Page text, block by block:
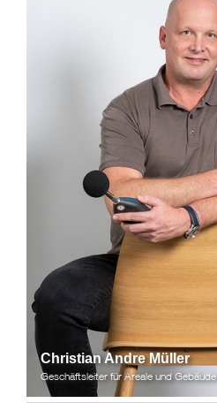
Christian Andre Müller
Geschäftsleiter für Areale und Gebäude